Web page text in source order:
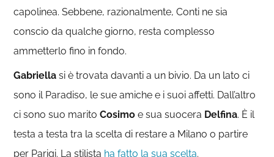
capolinea. Sebbene, razionalmente, Conti ne sia
conscio da qualche giorno, resta complesso
ammetterlo fino in fondo.
Gabriella si è trovata davanti a un bivio. Da un lato ci
sono il Paradiso, le sue amiche e i suoi affetti. Dall’altro
ci sono suo maritoCosimo e sua suocera Delfina. È il
testa a testa tra la scelta di restare a Milano o partire
per Parigi. La stilista ha fatto la sua scelta.